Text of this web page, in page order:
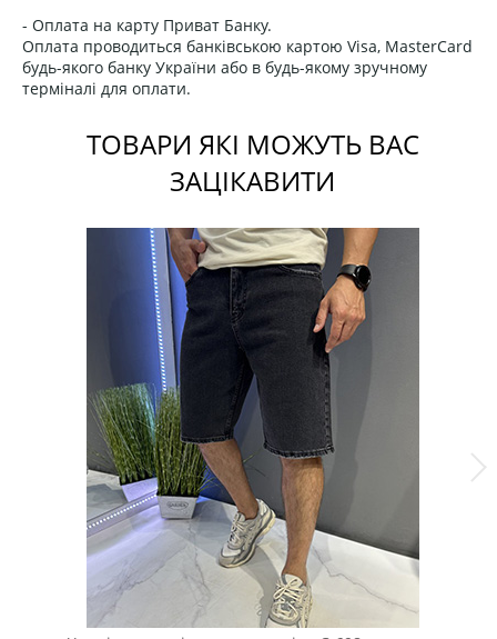
- Оплата на карту Приват Банку.
Оплата проводиться банківською картою Visa, MasterCard
будь-якого банку України або в будь-якому зручному
терміналі для оплати.
ТОВАРИ ЯКІ МОЖУТЬ ВАС
ЗАЦІКАВИТИ